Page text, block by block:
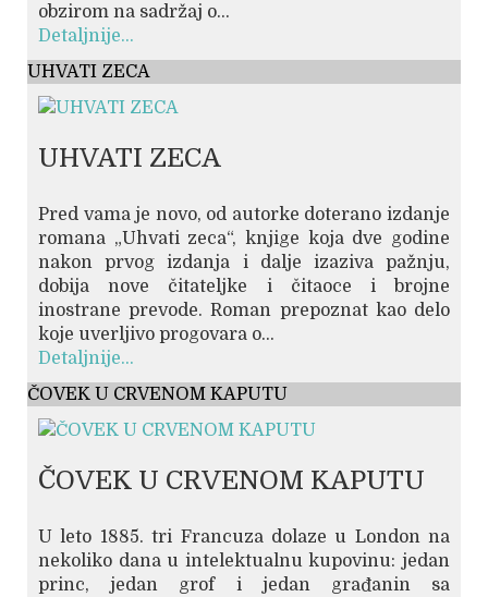
obzirom na sadržaj o...
Detaljnije...
UHVATI ZECA
UHVATI ZECA
Pred vama je novo, od autorke doterano izdanje
romana „Uhvati zeca“, knjige koja dve godine
nakon prvog izdanja i dalje izaziva pažnju,
dobija nove čitateljke i čitaoce i brojne
inostrane prevode. Roman prepoznat kao delo
koje uverljivo progovara o...
Detaljnije...
ČOVEK U CRVENOM KAPUTU
ČOVEK U CRVENOM KAPUTU
U leto 1885. tri Francuza dolaze u London na
nekoliko dana u intelektualnu kupovinu: jedan
princ, jedan grof i jedan građanin sa